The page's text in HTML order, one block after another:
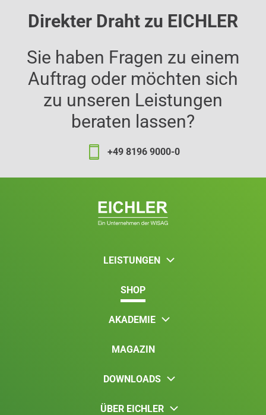
Direkter Draht zu EICHLER
Sie haben Fragen zu einem
Auftrag oder möchten sich
zu unseren Leistungen
beraten lassen?
+49 8196 9000-0
LEISTUNGEN
SHOP
AKADEMIE
MAGAZIN
DOWNLOADS
ÜBER EICHLER